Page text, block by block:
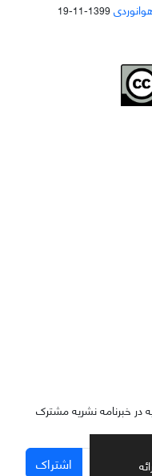
1399-11-19
در خبرنامه نشریه مشترک
اشتراک